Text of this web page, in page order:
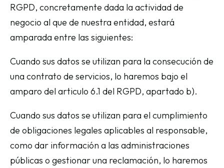
RGPD, concretamente dada la actividad de
negocio al que de nuestra entidad, estará
amparada entre las siguientes:
Cuando sus datos se utilizan para la consecución de
una contrato de servicios, lo haremos bajo el
amparo del articulo 6.1 del RGPD, apartado b).
Cuando sus datos se utilizan para el cumplimiento
de obligaciones legales aplicables al responsable,
como dar información a las administraciones
públicas o gestionar una reclamación, lo haremos